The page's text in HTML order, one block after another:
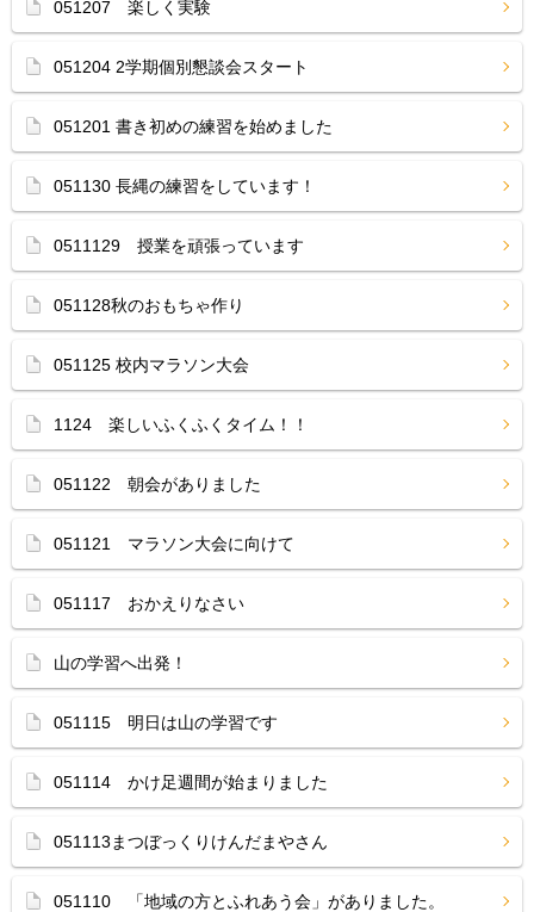
051207 楽しく実験
051204 2学期個別懇談会スタート
051201 書き初めの練習を始めました
051130 長縄の練習をしています！
0511129 授業を頑張っています
051128秋のおもちゃ作り
051125 校内マラソン大会
1124 楽しいふくふくタイム！！
051122 朝会がありました
051121 マラソン大会に向けて
051117 おかえりなさい
山の学習へ出発！
051115 明日は山の学習です
051114 かけ足週間が始まりました
051113まつぼっくりけんだまやさん
051110 「地域の方とふれあう会」がありました。